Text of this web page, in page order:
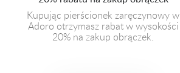
Kupując pierścionek zaręczynowy w
Adoro otrzymasz rabat w wysokości
20% na zakup obrączek.